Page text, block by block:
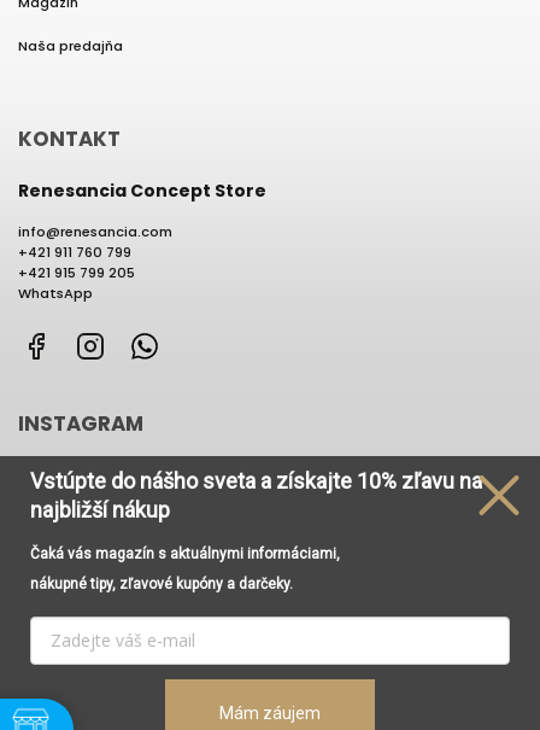
Používame cookies, aby sme Vám umožnili pohodlné
prehliadanie webu a vďaka analýze prevádzky webu
neustále zlepšovali jeho funkcie, výkon a použiteľnosť. Viac
informácií nájdete v odkaze
ochrany osobných údajov.
Naša predajňa
KONTAKT
Renesancia Concept Store
info@renesancia.com
+421 911 760 799
+421 915 799 205
WhatsApp
FacebookInstagram
INSTAGRAM
Vytvoril Shoptet
Copyright 2026 Renesancia Concept Store
Vstúpte do nášho sveta a získajte 10% zľavu na
najbližší nákup
Čaká vás magazín s aktuálnymi informáciami,
nákupné tipy, zľavové kupóny a darčeky.
Mám záujem